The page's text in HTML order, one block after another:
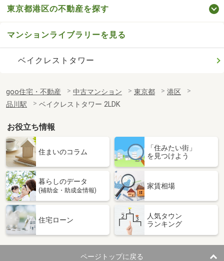
東京都港区の不動産を探す
マンションライブラリーを見る
ベイクレストタワー
goo住宅・不動産 中古マンション 東京都
港区
品川駅
ベイクレストタワー 2LDK
お役立ち情報
住まいのコラム
「住みたい街」
を見つけよう
暮らしのデータ
(補助金・助成金情報)
家賃相場
住宅ローン
人気タウン
ランキング
ページトップに戻る